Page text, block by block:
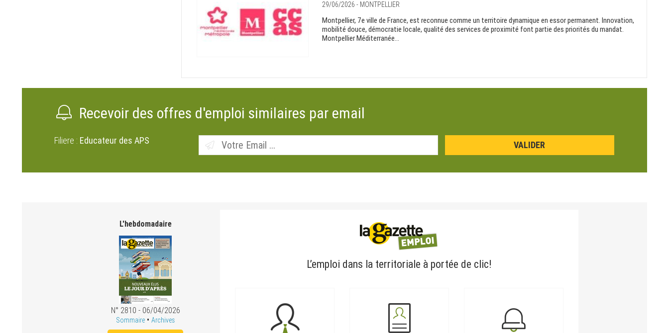
29/06/2026 - MONTPELLIER
Montpellier, 7e ville de France, est reconnue comme un territoire dynamique en essor permanent. Innovation,
mobilité douce, démocratie locale, qualité des services de proximité font partie des priorités du mandat.
Montpellier Méditerranée...
Recevoir des offres d'emploi similaires par email
Filiere : Educateur des APS
L'hebdomadaire
N° 2810 - 06/04/2026
Sommaire • Archives
L’emploi dans la territoriale à portée de clic!